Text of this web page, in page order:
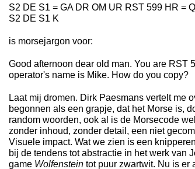
S2 DE S1 = GA DR OM UR RST 599 HR =
S2 DE S1 K
is morsejargon voor:
Good afternoon dear old man. You are RST
operator's name is Mike. How do you copy?
Laat mij dromen. Dirk Paesmans vertelt me
begonnen als een grapje, dat het Morse is,
random woorden, ook al is de Morsecode
zonder inhoud, zonder detail, een niet
Visuele impact. Wat we zien is een
bij de tendens tot abstractie in het werk van
game Wolfenstein tot puur zwartwit. Nu is er